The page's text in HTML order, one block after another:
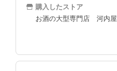
購入したストア
お酒の大型専門店 河内屋